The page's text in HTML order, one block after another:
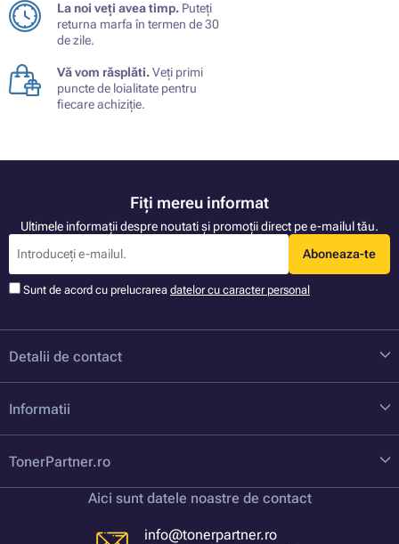
La noi veți avea timp. Puteți
returna marfa în termen de 30
de zile.
Vă vom răsplăti.Veți primi
puncte de loialitate pentru
fiecare achiziție.
Fiți mereu informat
Ultimele informații despre noutati și promoții direct pe e-mailul tău.
Aboneaza-te
Sunt de acord cu prelucrarea datelor cu caracter personal
Detalii de contact
Informatii
TonerPartner.ro
Aici sunt datele noastre de contact
info@tonerpartner.ro